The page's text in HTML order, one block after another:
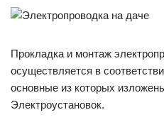
Прокладка и монтаж
осуществляется в
основные из которых
Электроустановок.